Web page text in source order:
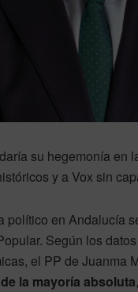
su hegemonía en
y a Vox sin
político en Andalucía
Según los
el PP de Juanma
la mayoría absoluta